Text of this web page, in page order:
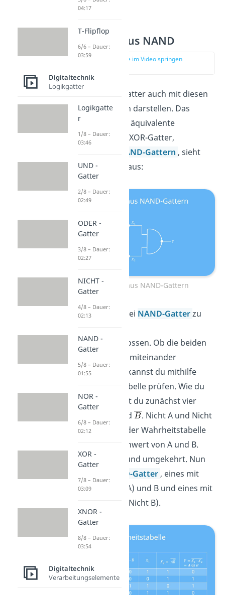
XOR-Gatter aus NAND
zur Stelle im Video springen
Wir können alle Gatter auch mit diesen
beiden Funktionen darstellen. Das
Schaltbild für eine äquivalente
Schaltung für das XOR-Gatter,
NAND-Gattern , sieht
beispielsweise so aus:
XOR-Gatter aus NAND-Gattern
Hierbei werden drei NAND-Gatterzu
zusammengeschlossen. Ob die beiden
Gatter tatsächlich miteinander
übereinstimmen, kannst du mithilfe
einer Wahrheitstabelle prüfen. Wie du
sehen kannst, hast du zunächst vier
und
. Nicht A und Nicht
B entsprechen in der Wahrheitstabelle
jeweils dem Gegenwert von A und B.
Also aus 1 wird 0 und umgekehrt. Nun
NAND-Gatter, eines mit
dem Input (Nicht A) und B und eines mit
dem Input A und (Nicht B).
04:17
T-Flipflop
6/6 – Dauer:
03:59
Digitaltechnik
Logikgatter
Logikgatte
r
1/8 – Dauer:
03:46
UND -
Gatter
2/8 – Dauer:
02:49
ODER -
Gatter
3/8 – Dauer:
02:27
NICHT -
Gatter
4/8 – Dauer:
02:13
NAND -
Gatter
5/8 – Dauer:
01:55
NOR -
Gatter
6/8 – Dauer:
02:12
XOR -
Gatter
7/8 – Dauer:
03:09
XNOR -
Gatter
8/8 – Dauer:
03:54
Digitaltechnik
Verarbeitungselemente